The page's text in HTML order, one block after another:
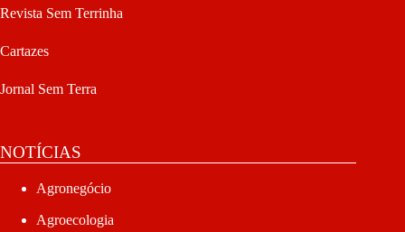
Revista Sem Terrinha
Cartazes
Jornal Sem Terra
NOTÍCIAS
Agronegócio
Agroecologia